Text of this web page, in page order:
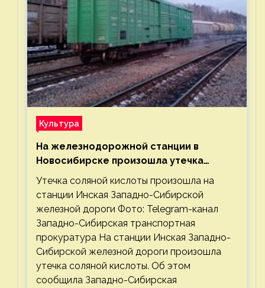
Культура
На железнодорожной станции в
Новосибирске произошла утечка
соляной кислоты
Утечка соляной кислоты произошла на
станции Инская Западно-Сибирской
железной дороги Фото: Telegram-канал
Западно-Сибирская транспортная
прокуратура На станции Инская Западно-
Сибирской железной дороги произошла
утечка соляной кислоты. Об этом
сообщила Западно-Сибирская